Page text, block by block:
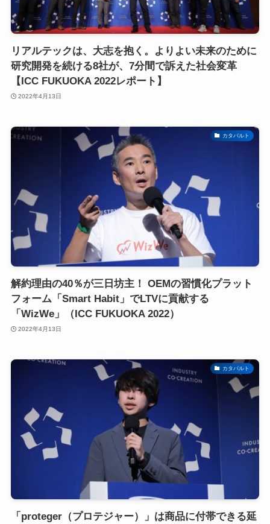
リアルテックは、大志を抱く。よりよい未来のために
研究開発を続ける8社が、7分間で訴えた社会変革
【ICC FUKUOKA 2022レポート】
2022年4月13日
カタパルト
解約理由の40％が三日坊主！ OEMの習慣化プラット
フォーム「Smart Habit」でLTVに貢献する
「WizWe」（ICC FUKUOKA 2022）
2022年4月13日
カタパルト
「proteger（プロテジャー）」は商品に付帯できる延